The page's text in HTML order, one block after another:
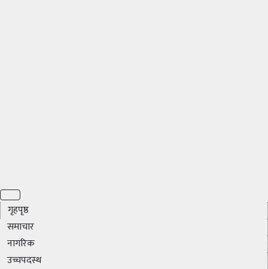
गृहपृष्ठ
समाचार
नागरिक
उच्चपदस्थ